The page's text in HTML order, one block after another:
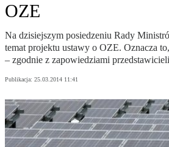
OZE
Na dzisiejszym posiedzeniu Rady
temat projektu ustawy o OZE. Oznacza
– zgodnie z zapowiedziami
Publikacja: 25.03.2014 11:41